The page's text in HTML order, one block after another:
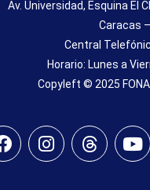
Av. Universidad, Esquina El
Caracas
Central
Horario: Lunes a
Copyleft © 2025